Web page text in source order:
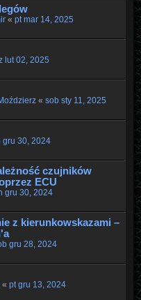
« pt mar 14, 2025
lut 02, 2025
« sob sty 11, 2025
gru 30, 2024
czujników
ECU
gru 30, 2024
z kierunkowskazami –
gru 28, 2024
« pt gru 13, 2024